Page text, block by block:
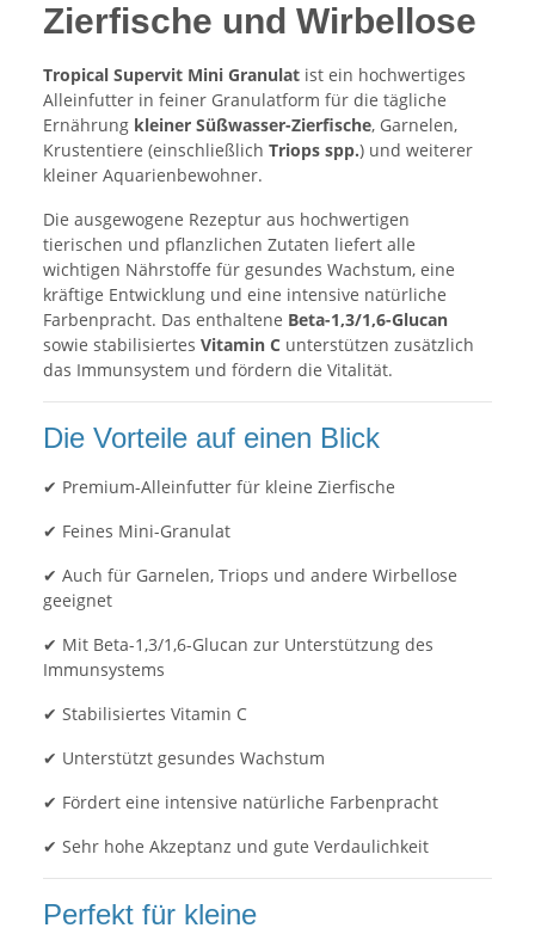
Zierfische und Wirbellose
Tropical Supervit Mini Granulat ist ein hochwertiges
Alleinfutter in feiner Granulatform für die tägliche
Ernährung kleiner Süßwasser-Zierfische, Garnelen,
Krustentiere (einschließlich Triops spp.) und weiterer
kleiner Aquarienbewohner.
Die ausgewogene Rezeptur aus hochwertigen
tierischen und pflanzlichen Zutaten liefert alle
wichtigen Nährstoffe für gesundes Wachstum, eine
kräftige Entwicklung und eine intensive natürliche
Farbenpracht. Das enthaltene Beta-1,3/1,6-Glucan
sowie stabilisiertes Vitamin C unterstützen zusätzlich
das Immunsystem und fördern die Vitalität.
Die Vorteile auf einen Blick
✔ Premium-Alleinfutter für kleine Zierfische
✔ Feines Mini-Granulat
✔ Auch für Garnelen, Triops und andere Wirbellose
geeignet
✔ Mit Beta-1,3/1,6-Glucan zur Unterstützung des
Immunsystems
✔ Stabilisiertes Vitamin C
✔ Unterstützt gesundes Wachstum
✔ Fördert eine intensive natürliche Farbenpracht
✔ Sehr hohe Akzeptanz und gute Verdaulichkeit
Perfekt für kleine